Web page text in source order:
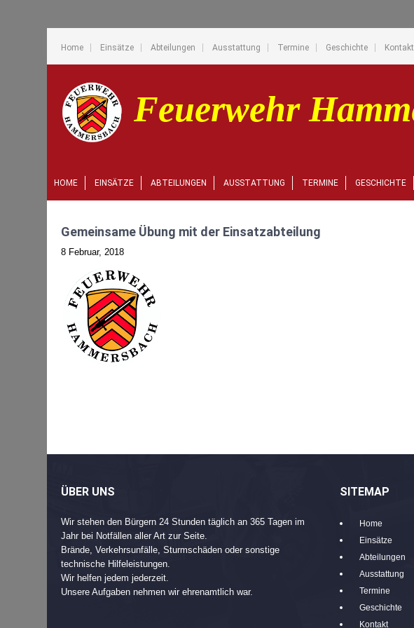
Home Einsätze Abteilungen Ausstattung Termine Geschichte Kontakt
HOME EINSÄTZE ABTEILUNGEN AUSSTATTUNG TERMINE GESCHICHTE
Gemeinsame Übung mit der Einsatzabteilung
8 Februar, 2018
ÜBER UNS
Wir stehen den Bürgern 24 Stunden täglich an 365 Tagen im
Jahr bei Notfällen aller Art zur Seite.
Brände, Verkehrsunfälle, Sturmschäden oder sonstige
technische Hilfeleistungen.
Wir helfen jedem jederzeit.
Unsere Aufgaben nehmen wir ehrenamtlich war.
SITEMAP
Home
Einsätze
Abteilungen
Ausstattung
Termine
Geschichte
Kontakt